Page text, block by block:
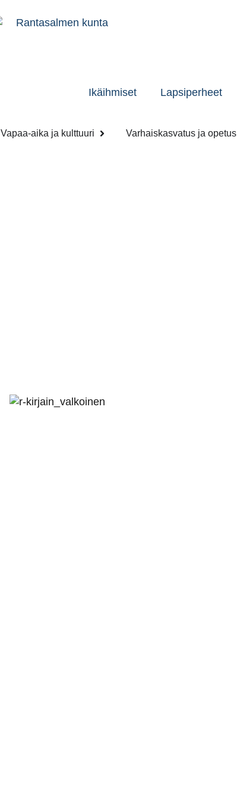
Ikäihmiset Lapsiperheet
Vapaa-aika ja kulttuuri Varhaiskasvatus ja opetus